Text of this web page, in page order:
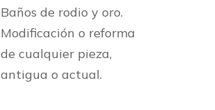
Baños de rodio y oro.
Modificación o reforma
de cualquier pieza,
antigua o actual.